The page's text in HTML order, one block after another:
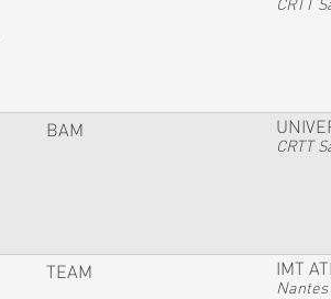
BAM
CRTT
TEAM IMT
Nantes